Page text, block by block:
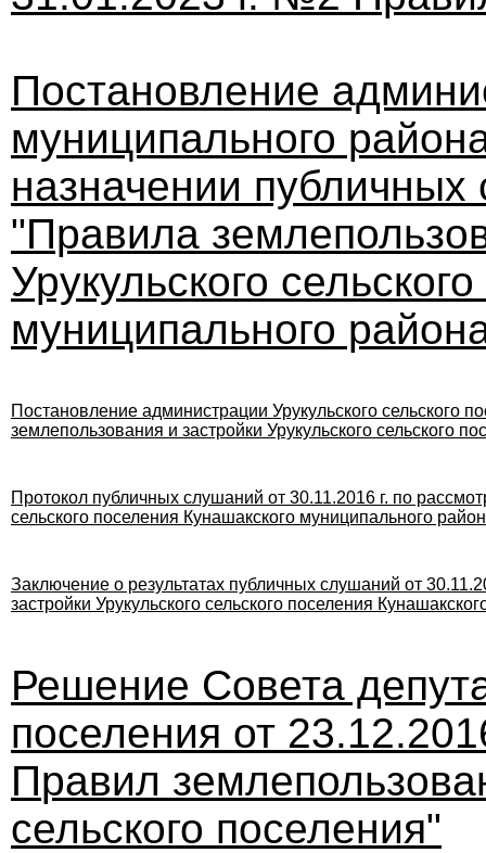
Постановление
муниципального
назначении
"Правила
Урукульского
муниципального
Постановление администрации Урукульского сельского
землепользования и застройки Урукульского сельского
Протокол публичных слушаний от 30.11.2016 г. по
сельского поселения Кунашакского муниципального
Заключение о результатах публичных слушаний от 30.11
застройки Урукульского сельского поселения
Решение Совета
поселения от
Правил
сельского поселения"